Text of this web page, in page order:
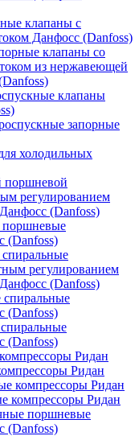
клапаны с
Данфосс (Danfoss)
клапаны со
из нержавеющей
клапаны
запорные
холодильных
регулированием
(Danfoss)
(Danfoss)
регулированием
(Danfoss)
(Danfoss)
(Danfoss)
Ридан
Ридан
компрессоры Ридан
компрессоры Ридан
поршневые
(Danfoss)